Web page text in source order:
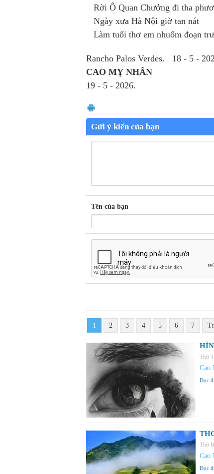
Rời Ô Quan Chưởng đi tha
Ngày xưa Hà Nội giờ tan nát
Làm tuổi thơ em nhuốm đoạn
Rancho Palos Verdes. 18 - 5 -
CAO MỴ NHÂN
19 - 5 - 2026.
Gửi ý kiến của bạn
Tên của bạn
1 2 3 4 5 6 7
Thứ
Cao
Đọc
Thứ
Cao
Đọc